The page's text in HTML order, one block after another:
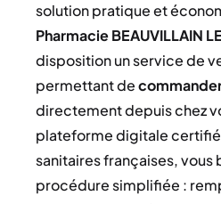
solution pratique et
Pharmacie BEAUVILLAIN
disposition un service de
permettant de
directement depuis chez
plateforme digitale
sanitaires françaises, vous
procédure simplifiée :